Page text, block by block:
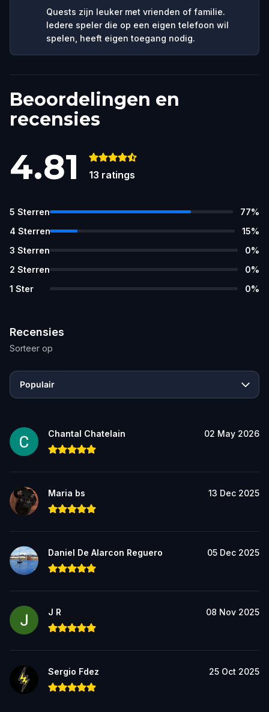
Quests zijn leuker met vrienden of familie.
Iedere speler die op een eigen telefoon wil
spelen, heeft eigen toegang nodig.
Beoordelingen en
recensies
4.81 13 ratings
5 Sterren 77%
4 Sterren 15%
3 Sterren 0%
2 Sterren 0%
1 Ster 0%
Recensies
Sorteer op
Populair
Chantal Chatelain 02 May 2026
Maria bs 13 Dec 2025
Daniel De Alarcon Reguero 05 Dec 2025
J R 08 Nov 2025
Sergio Fdez 25 Oct 2025